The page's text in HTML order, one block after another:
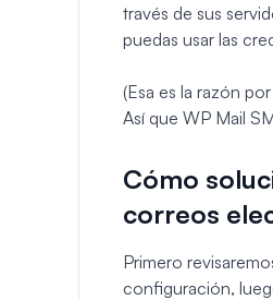
través de sus
puedas usar las
(Esa es la razón
Así que WP Mail
Cómo
correos
Primero
configuración,